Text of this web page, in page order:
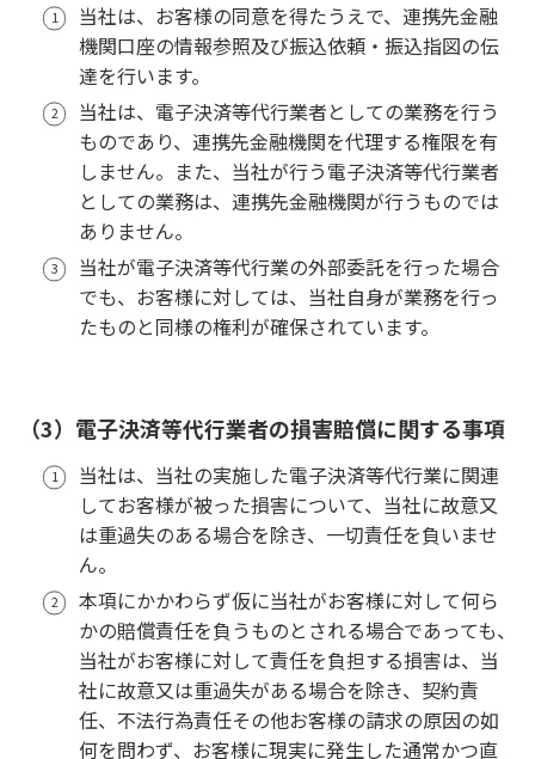
当社は、お客様の同意を得たうえで、連携先金融
機関口座の情報参照及び振込依頼・振込指図の伝
達を行います。
当社は、電子決済等代行業者としての業務を行う
ものであり、連携先金融機関を代理する権限を有
しません。また、当社が行う電子決済等代行業者
としての業務は、連携先金融機関が行うものでは
ありません。
当社が電子決済等代行業の外部委託を行った場合
でも、お客様に対しては、当社自身が業務を行っ
たものと同様の権利が確保されています。
（3）電子決済等代行業者の損害賠償に関する事項
当社は、当社の実施した電子決済等代行業に関連
してお客様が被った損害について、当社に故意又
は重過失のある場合を除き、一切責任を負いませ
ん。
本項にかかわらず仮に当社がお客様に対して何ら
かの賠償責任を負うものとされる場合であっても、
当社がお客様に対して責任を負担する損害は、当
社に故意又は重過失がある場合を除き、契約責
任、不法行為責任その他お客様の請求の原因の如
何を問わず、お客様に現実に発生した通常かつ直